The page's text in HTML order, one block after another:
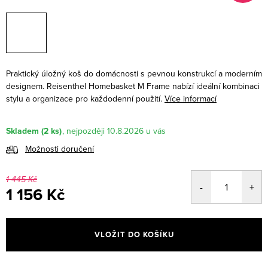
Praktický úložný koš do domácnosti s pevnou konstrukcí a moderním
designem. Reisenthel Homebasket M Frame nabízí ideální kombinaci
stylu a organizace pro každodenní použití. Více informací
Skladem (2 ks)
10.8.2026
Možnosti doručení
1 445 Kč
1 156 Kč
cena:
VLOŽIT DO KOŠÍKU